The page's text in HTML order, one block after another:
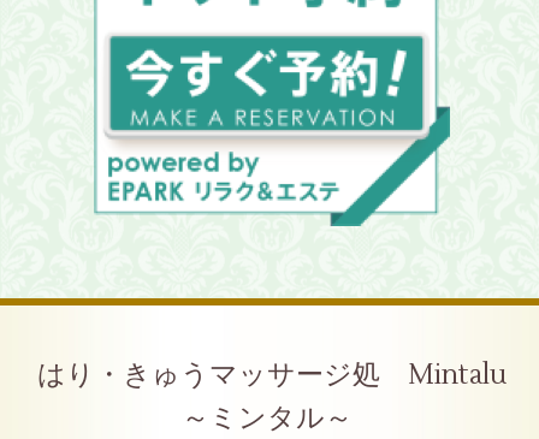
はり・きゅうマッサージ処 Mintalu
～ミンタル～